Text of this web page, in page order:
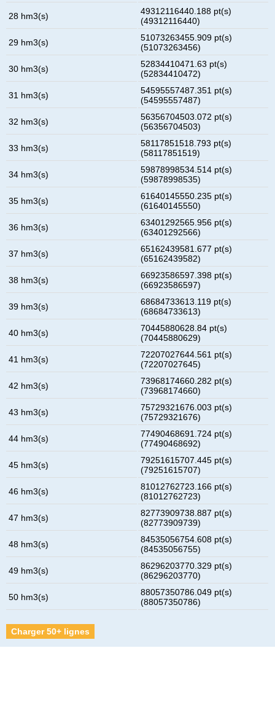
28 hm3(s)
49312116440.188 pt(s)
(49312116440)
29 hm3(s)
51073263455.909 pt(s)
(51073263456)
30 hm3(s)
52834410471.63 pt(s)
(52834410472)
31 hm3(s)
54595557487.351 pt(s)
(54595557487)
32 hm3(s)
56356704503.072 pt(s)
(56356704503)
33 hm3(s)
58117851518.793 pt(s)
(58117851519)
34 hm3(s)
59878998534.514 pt(s)
(59878998535)
35 hm3(s)
61640145550.235 pt(s)
(61640145550)
36 hm3(s)
63401292565.956 pt(s)
(63401292566)
37 hm3(s)
65162439581.677 pt(s)
(65162439582)
38 hm3(s)
66923586597.398 pt(s)
(66923586597)
39 hm3(s)
68684733613.119 pt(s)
(68684733613)
40 hm3(s)
70445880628.84 pt(s)
(70445880629)
41 hm3(s)
72207027644.561 pt(s)
(72207027645)
42 hm3(s)
73968174660.282 pt(s)
(73968174660)
43 hm3(s)
75729321676.003 pt(s)
(75729321676)
44 hm3(s)
77490468691.724 pt(s)
(77490468692)
45 hm3(s)
79251615707.445 pt(s)
(79251615707)
46 hm3(s)
81012762723.166 pt(s)
(81012762723)
47 hm3(s)
82773909738.887 pt(s)
(82773909739)
48 hm3(s)
84535056754.608 pt(s)
(84535056755)
49 hm3(s)
86296203770.329 pt(s)
(86296203770)
50 hm3(s)
88057350786.049 pt(s)
(88057350786)
Charger 50+ lignes